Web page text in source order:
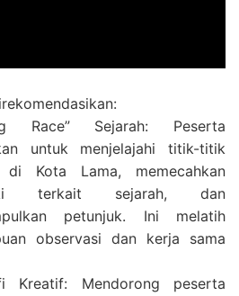
Race” Sejarah: Peserta
untuk menjelajahi titik-titik
di Kota Lama, memecahkan
terkait sejarah, dan
petunjuk. Ini melatih
observasi dan kerja sama
Kreatif: Mendorong peserta